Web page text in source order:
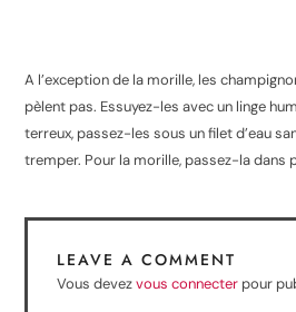
A l’exception de la morille, les
pèlent pas. Essuyez-les avec un linge
terreux, passez-les sous un filet d’eau
tremper. Pour la morille, passez-la dans
LEAVE A COMMENT
Vous devezvous connecter pour